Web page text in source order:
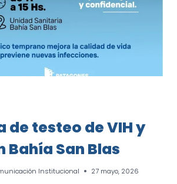
de testeo de VIH y
Bahía San Blas
Institucional 27 mayo, 2026